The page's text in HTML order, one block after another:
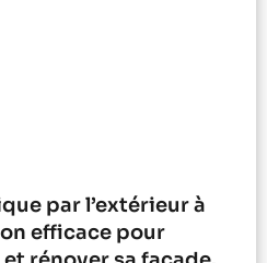
par l’extérieur à
efficace pour